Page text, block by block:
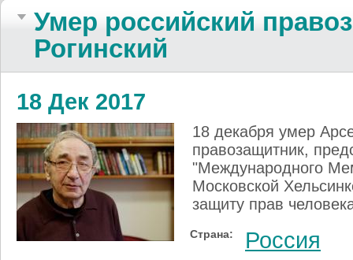
Умер российский
Рогинский
18 Дек 2017
18 декабря умер
правозащитник,
"Международного
Московской
защиту прав
Страна: Россия